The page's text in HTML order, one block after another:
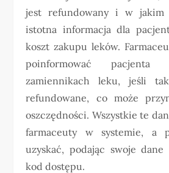
jest refundowany i w jakim
istotna informacja dla
koszt zakupu leków.
poinformować pacjenta
zamiennikach leku, jeśli
refundowane, co może
oszczędności. Wszystkie te
farmaceuty w systemie, a
uzyskać, podając swoje
kod dostępu.